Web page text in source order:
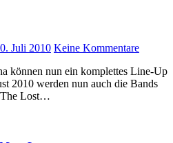
Juli 2010 Keine Kommentare
2010 werden nun auch die Bands
The Lost…